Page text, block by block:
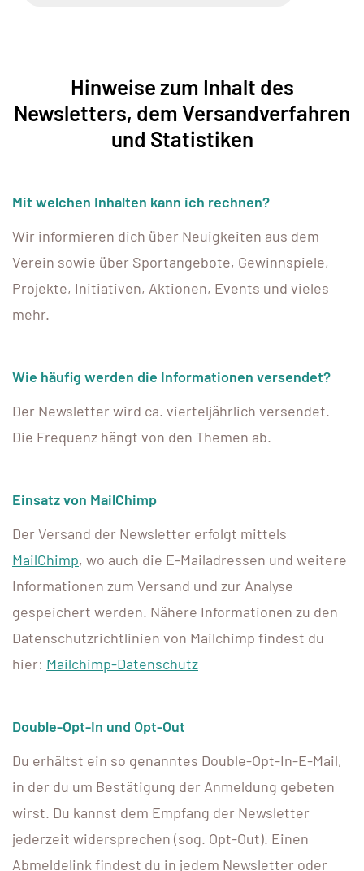
Hinweise zum Inhalt des
Newsletters, dem Versandverfahren
und Statistiken
Mit welchen Inhalten kann ich rechnen?
Wir informieren dich über Neuigkeiten aus dem
Verein sowie über Sportangebote, Gewinnspiele,
Projekte, Initiativen, Aktionen, Events und vieles
mehr.
Wie häufig werden die Informationen versendet?
Der Newsletter wird ca. vierteljährlich versendet.
Die Frequenz hängt von den Themen ab.
Einsatz von MailChimp
Der Versand der Newsletter erfolgt mittels
MailChimp, wo auch die E-Mailadressen und weitere
Informationen zum Versand und zur Analyse
gespeichert werden. Nähere Informationen zu den
Datenschutzrichtlinien von Mailchimp findest du
hier: Mailchimp-Datenschutz
Double-Opt-In und Opt-Out
Du erhältst ein so genanntes Double-Opt-In-E-Mail,
in der du um Bestätigung der Anmeldung gebeten
wirst. Du kannst dem Empfang der Newsletter
jederzeit widersprechen (sog. Opt-Out). Einen
Abmeldelink findest du in jedem Newsletter oder